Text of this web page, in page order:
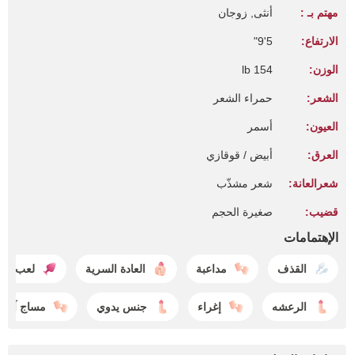
مهتم بـ : أنثى, زوجان
الارتفاع: 5'9"
الوزن: 154 lb
الشعر: حمراء الشعر
العيون: أسمر
العرق: أبيض / قوقازي
شعرالعانة: شعر مشذّب
قضيب: صغيرة الحجم
الإهتمامات
القذف مداعبة العادة السرية لعب
الرعشه إغراء جنس يدوي مساج